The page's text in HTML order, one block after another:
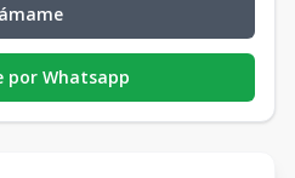
por Whatsapp